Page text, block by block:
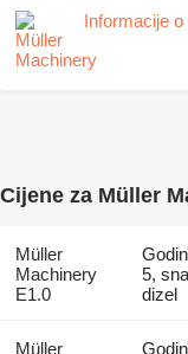
Informacije
Cijene za Müller
Müller
Machinery
E1.0
5,
dizel
Müller